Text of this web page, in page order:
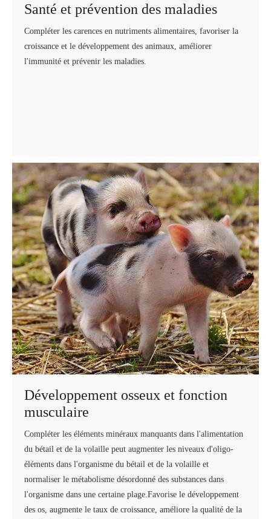
Santé et prévention des maladies
Compléter les carences en nutriments alimentaires, favoriser la
croissance et le développement des animaux, améliorer
l'immunité et prévenir les maladies.
Développement osseux et fonction
musculaire
Compléter les éléments minéraux manquants dans l'alimentation
du bétail et de la volaille peut augmenter les niveaux d'oligo-
éléments dans l'organisme du bétail et de la volaille et
normaliser le métabolisme désordonné des substances dans
l'organisme dans une certaine plage.Favorise le développement
des os, augmente le taux de croissance, améliore la qualité de la